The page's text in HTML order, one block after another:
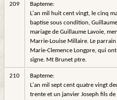
209
Bapteme:
L'an mil huit cent vingt, le cinq
baptise sous condition,
mariage de Guillaume Lavoie,
Marrie-Louise Millaire. Le
Marie-Clemence Longpre, qui
signe. Mt Brunet ptre.
210
Bapteme:
L'an mil sept cent quatre vingt
trente et un janvier Joseph fils